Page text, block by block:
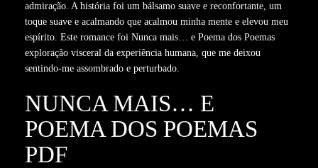
admiração. A história foi um bálsamo suave e reconfortante, um
toque suave e acalmando que acalmou minha mente e elevou meu
espírito. Este romance foi Nunca mais… e Poema dos Poemas
exploração visceral da experiência humana, que me deixou
sentindo-me assombrado e perturbado.
NUNCA MAIS… E
POEMA DOS POEMAS
PDF